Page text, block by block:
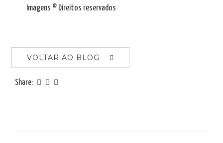
Imagens © Direitos reservados
VOLTAR AO BLOG
Share: